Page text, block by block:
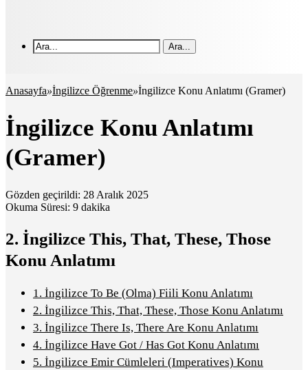
Ara...
Anasayfa»İngilizce Öğrenme»İngilizce Konu Anlatımı (Gramer)
İngilizce Konu Anlatımı
(Gramer)
Gözden geçirildi: 28 Aralık 2025
Okuma Süresi: 9 dakika
2. İngilizce This, That, These, Those
Konu Anlatımı
1. İngilizce To Be (Olma) Fiili Konu Anlatımı
2. İngilizce This, That, These, Those Konu Anlatımı
3. İngilizce There Is, There Are Konu Anlatımı
4. İngilizce Have Got / Has Got Konu Anlatımı
5. İngilizce Emir Cümleleri (Imperatives) Konu